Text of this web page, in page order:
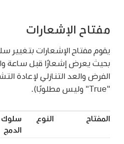
مفتاح الإشعارات
يقوم مفتاح الإشعارات بتغيير
بحيث يعرض إشعارًا قبل ساعة
الفرض والعد التنازلي لإعادة
"True" وليس مطلوبًا).
المفتاح النوع
سلوك
الدمج